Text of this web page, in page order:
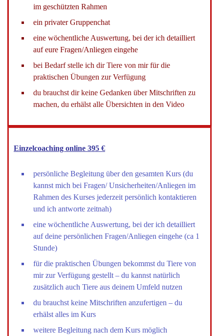
im geschützten Rahmen
ein privater Gruppenchat
eine wöchentliche Auswertung, bei der ich detailliert
auf eure Fragen/Anliegen eingehe
bei Bedarf stelle ich dir Tiere von mir für die
praktischen Übungen zur Verfügung
du brauchst dir keine Gedanken über Mitschriften zu
machen, du erhälst alle Übersichten in den Video
Einzelcoaching online 395 €
persönliche Begleitung über den gesamten Kurs (du
kannst mich bei Fragen/ Unsicherheiten/Anliegen im
Rahmen des Kurses jederzeit persönlich kontaktieren
und ich antworte zeitnah)
eine wöchentliche Auswertung, bei der ich detailliert
auf deine persönlichen Fragen/Anliegen eingehe (ca 1
Stunde)
für die praktischen Übungen bekommst du Tiere von
mir zur Verfügung gestellt – du kannst natürlich
zusätzlich auch Tiere aus deinem Umfeld nutzen
du brauchst keine Mitschriften anzufertigen – du
erhälst alles im Kurs
weitere Begleitung nach dem Kurs möglich